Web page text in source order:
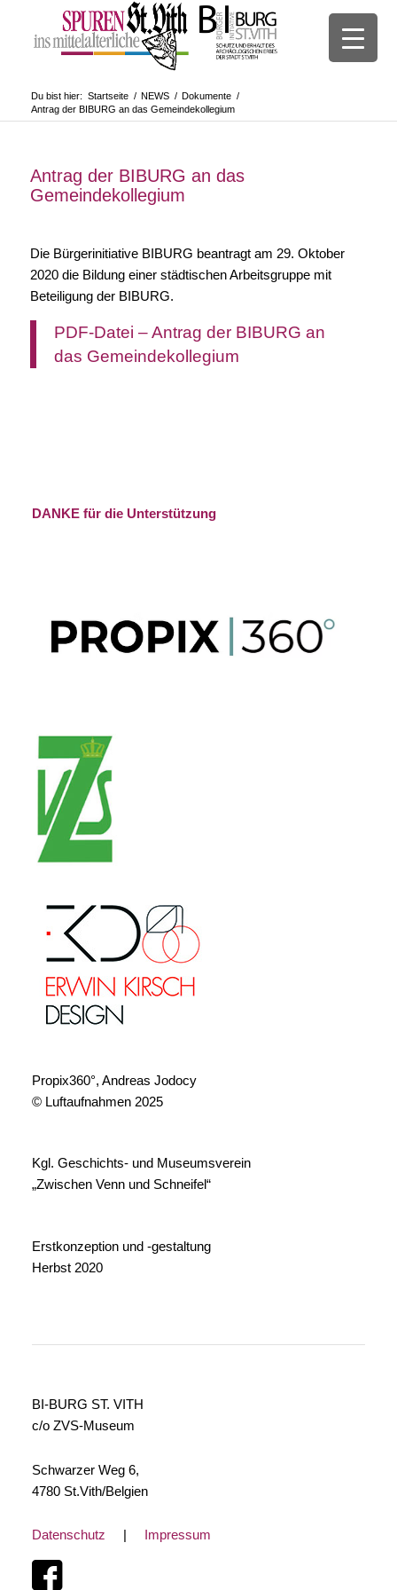
Du bist hier: Startseite / NEWS / Dokumente /
Antrag der BIBURG an das Gemeindekollegium
Antrag der BIBURG an das
Gemeindekollegium
Die Bürgerinitiative BIBURG beantragt am 29. Oktober
2020 die Bildung einer städtischen Arbeitsgruppe mit
Beteiligung der BIBURG.
PDF-Datei – Antrag der BIBURG an
das Gemeindekollegium
DANKE für die Unterstützung
Propix360°, Andreas Jodocy
© Luftaufnahmen 2025
Kgl. Geschichts- und Museumsverein
„Zwischen Venn und Schneifel“
Erstkonzeption und -gestaltung
Herbst 2020
BI-BURG ST. VITH
c/o ZVS-Museum
Schwarzer Weg 6,
4780 St.Vith/Belgien
Datenschutz | Impressum